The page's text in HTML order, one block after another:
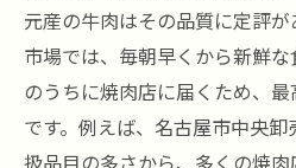
元産の牛肉はその品質に定評が
市場では、毎朝早くから新鮮
のうちに焼肉店に届くため、
です。例えば、名古屋市中央
扱品目の多さから、多くの焼